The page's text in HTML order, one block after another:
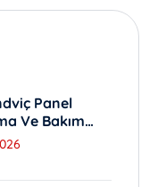
Panel
Ve Bakım